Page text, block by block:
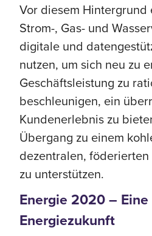
Vor diesem
Strom-, Gas- und
digitale und
nutzen, um sich neu zu
Geschäftsleistung zu
beschleunigen, ein
Kundenerlebnis zu
Übergang zu einem
dezentralen,
zu unterstützen.
Energie 2020 –
Energiezukunft